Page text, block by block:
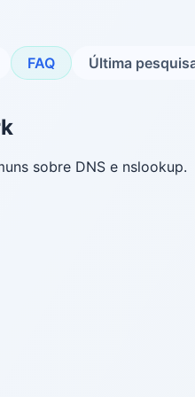
FAQ Última
sobre DNS e nslookup.